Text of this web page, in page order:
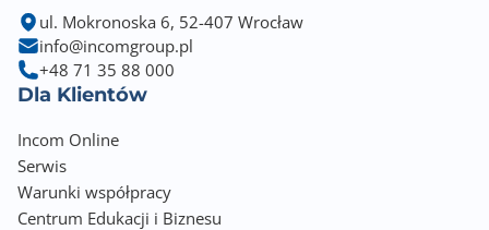
ul. Mokronoska 6, 52-407 Wrocław
info@incomgroup.pl
+48 71 35 88 000
Dla Klientów
Incom Online
Serwis
Warunki współpracy
Centrum Edukacji i Biznesu